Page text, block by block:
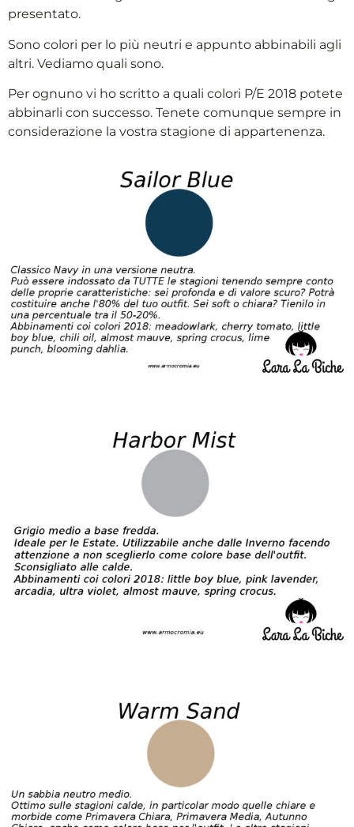
presentato.
Sono colori per lo più neutri e appunto abbinabili agli
altri. Vediamo quali sono.
Per ognuno vi ho scritto a quali colori P/E 2018 potete
abbinarli con successo. Tenete comunque sempre in
considerazione la vostra stagione di appartenenza.